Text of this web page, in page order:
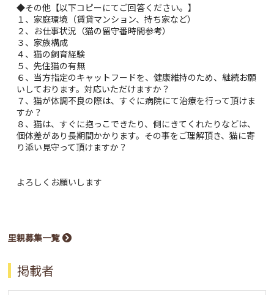
◆その他【以下コピーにてご回答ください。】
１、家庭環境（賃貸マンション、持ち家など）
２、お仕事状況（猫の留守番時間参考）
３、家族構成
４、猫の飼育経験
５、先住猫の有無
６、当方指定のキャットフードを、健康維持のため、継続お願
いしております。対応いただけますか？
７、猫が体調不良の際は、すぐに病院にて治療を行って頂けま
すか？
８、猫は、すぐに抱っこできたり、側にきてくれたりなどは、
個体差があり長期間かかります。その事をご理解頂き、猫に寄
り添い見守って頂けますか？
よろしくお願いします
里親募集一覧
掲載者